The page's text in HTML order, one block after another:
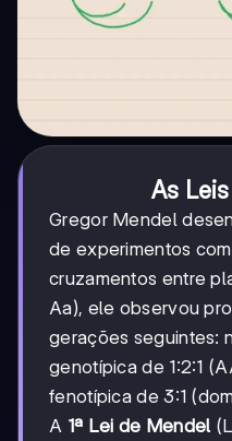
As
Gregor Mendel
de experimentos
cruzamentos entre
Aa), ele observou
gerações seguintes:
genotípica de 1:2:1
fenotípica de 3:1
A 1ª Lei de Mendel